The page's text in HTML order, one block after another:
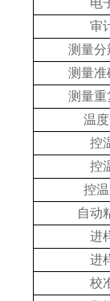
电
审
测量分
测量准
测量重
温
控
控
控
自动
进
进
校